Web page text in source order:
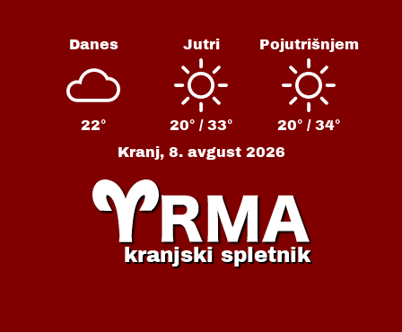
Danes
22°
Jutri
20° / 33°
Pojutrišnjem
20° / 34°
Kranj, 8. avgust 2026
kranjski spletnik